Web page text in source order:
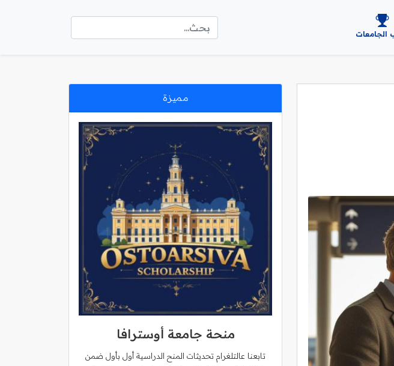
الجامعات
مميزة
منحة جامعة أوسترافا
تابعنا عالتلغرام تحديثات المنح الدراسية أول بأول ضمن